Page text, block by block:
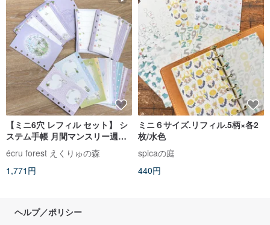
【ミニ6穴 レフィル セット】 シ
ステム手帳 月間マンスリー週間
ウィークリーメモ 万年筆にも
écru forest えくりゅの森
1,771円
ミニ６サイズ.リフィル.5柄×各2
枚/水色
spicaの庭
440円
ヘルプ／ポリシー